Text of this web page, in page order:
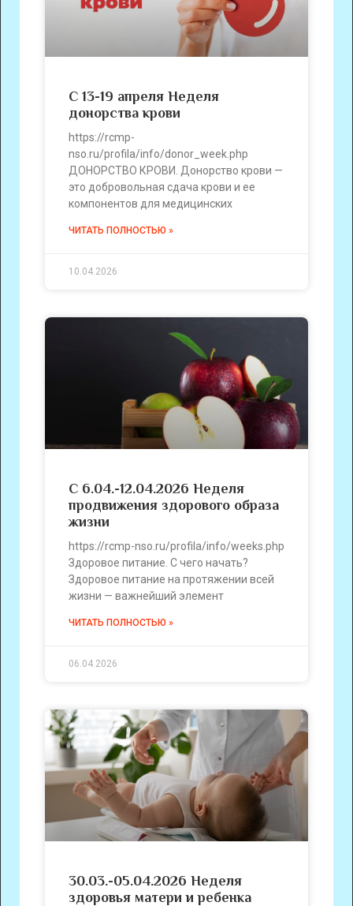
С 13-19 апреля Неделя
донорства крови
https://rcmp-
nso.ru/profila/info/donor_week.php
ДОНОРСТВО КРОВИ. Донорство крови —
это добровольная сдача крови и ее
компонентов для медицинских
ЧИТАТЬ ПОЛНОСТЬЮ »
10.04.2026
С 6.04.-12.04.2026 Неделя
продвижения здорового образа
жизни
https://rcmp-nso.ru/profila/info/weeks.php
Здоровое питание. С чего начать?
Здоровое питание на протяжении всей
жизни — важнейший элемент
ЧИТАТЬ ПОЛНОСТЬЮ »
06.04.2026
30.03.-05.04.2026 Неделя
здоровья матери и ребенка